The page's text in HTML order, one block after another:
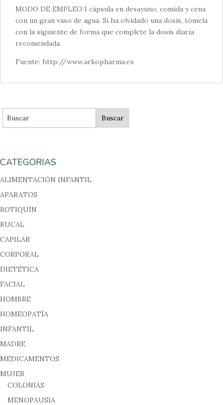
MODO DE EMPLEO:1 cápsula en desayuno, comida y cena
con un gran vaso de agua. Si ha olvidado una dosis, tómela
con la siguiente de forma que complete la dosis diaria
recomendada.
Fuente: http://www.arkopharma.es
CATEGORIAS
ALIMENTACIÓN INFANTIL
APARATOS
BOTIQUÍN
BUCAL
CAPILAR
CORPORAL
DIETÉTICA
FACIAL
HOMBRE
HOMEOPATÍA
INFANTIL
MADRE
MEDICAMENTOS
MUJER
COLONIAS
MENOPAUSIA